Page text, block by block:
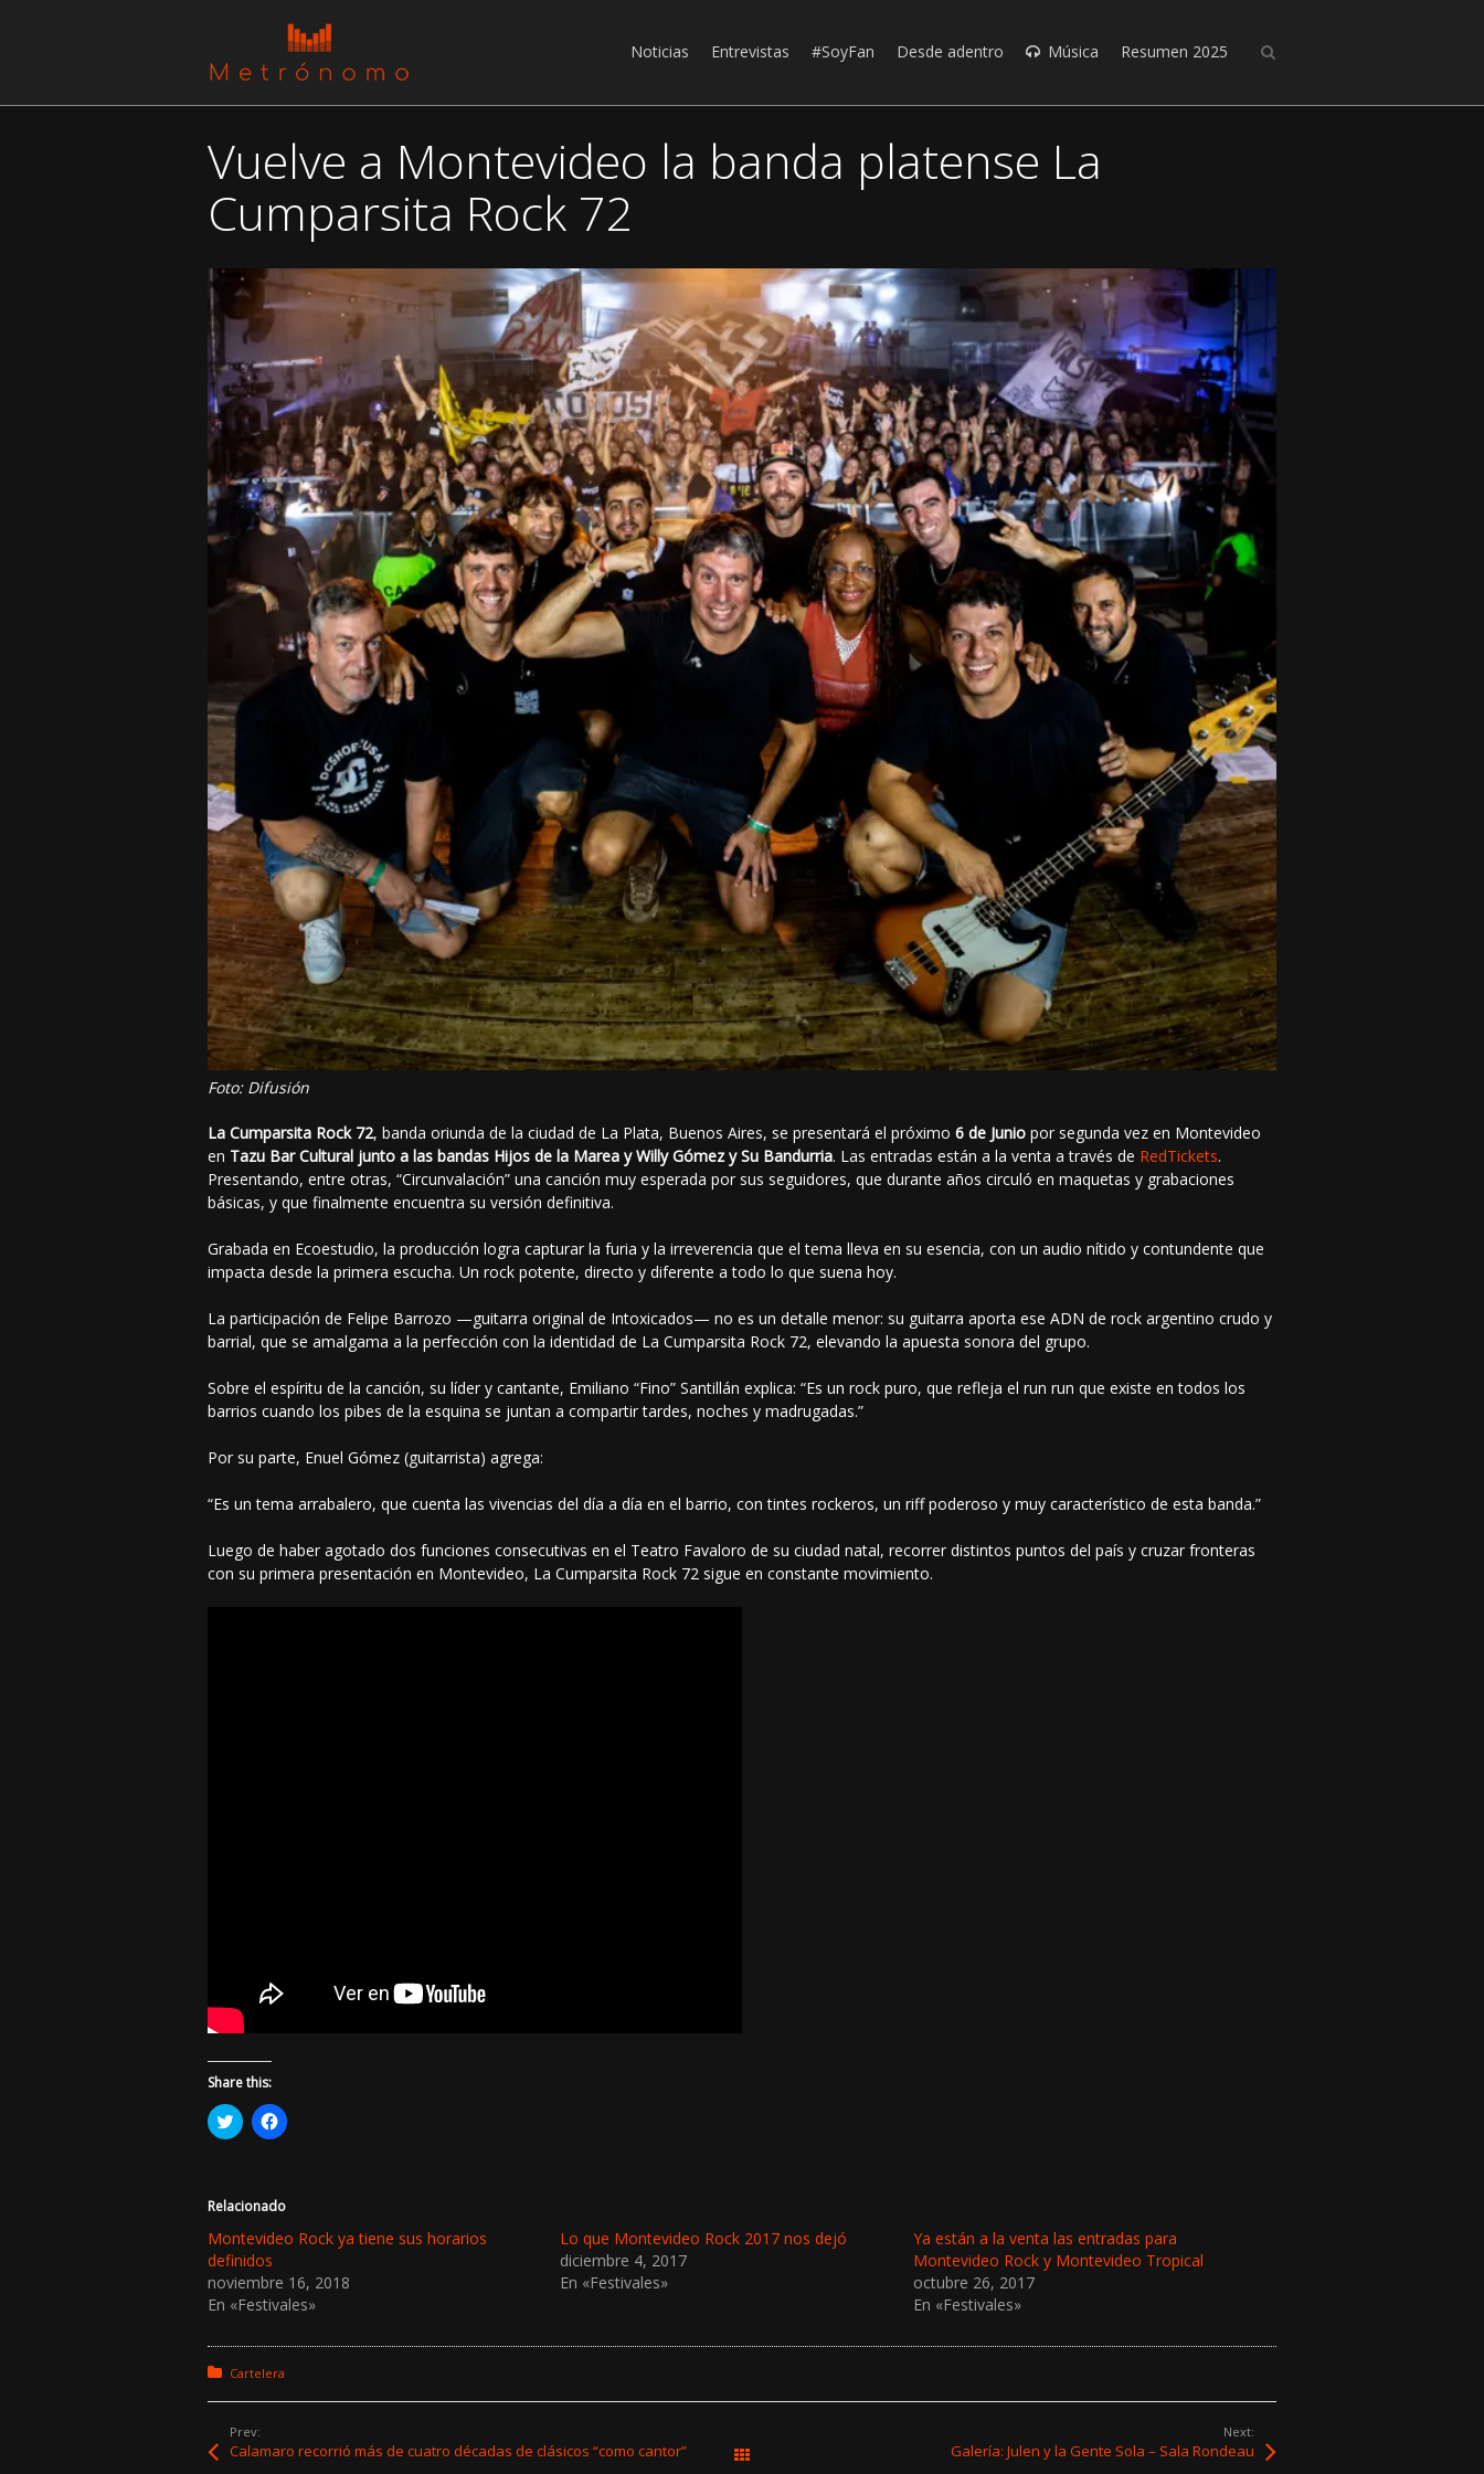
Noticias Entrevistas #SoyFan Desde adentro Música Resumen 2025
Vuelve a Montevideo la banda platense La
Cumparsita Rock 72
Foto: Difusión
La Cumparsita Rock 72, banda oriunda de la ciudad de La Plata, Buenos Aires, se presentará el próximo 6 de Junio por segunda vez en Montevideo
en Tazu Bar Cultural junto a las bandas Hijos de la Marea y Willy Gómez y Su Bandurria. Las entradas están a la venta a través de RedTickets.
Presentando, entre otras, “Circunvalación” una canción muy esperada por sus seguidores, que durante años circuló en maquetas y grabaciones
básicas, y que finalmente encuentra su versión definitiva.
Grabada en Ecoestudio, la producción logra capturar la furia y la irreverencia que el tema lleva en su esencia, con un audio nítido y contundente que
impacta desde la primera escucha. Un rock potente, directo y diferente a todo lo que suena hoy.
La participación de Felipe Barrozo —guitarra original de Intoxicados— no es un detalle menor: su guitarra aporta ese ADN de rock argentino crudo y
barrial, que se amalgama a la perfección con la identidad de La Cumparsita Rock 72, elevando la apuesta sonora del grupo.
Sobre el espíritu de la canción, su líder y cantante, Emiliano “Fino” Santillán explica: “Es un rock puro, que refleja el run run que existe en todos los
barrios cuando los pibes de la esquina se juntan a compartir tardes, noches y madrugadas.”
Por su parte, Enuel Gómez (guitarrista) agrega:
“Es un tema arrabalero, que cuenta las vivencias del día a día en el barrio, con tintes rockeros, un riff poderoso y muy característico de esta banda.”
Luego de haber agotado dos funciones consecutivas en el Teatro Favaloro de su ciudad natal, recorrer distintos puntos del país y cruzar fronteras
con su primera presentación en Montevideo, La Cumparsita Rock 72 sigue en constante movimiento.
Share this:
H
a
c
a
r
a
c
o
m
r
i
e
T
w
i
H
a
c
a
r
c
o
m
r
i
e
a
c
Relacionado
Montevideo Rock ya tiene sus horarios
definidos
noviembre 16, 2018
En «Festivales»
Lo que Montevideo Rock 2017 nos dejó
diciembre 4, 2017
En «Festivales»
Ya están a la venta las entradas para
Montevideo Rock y Montevideo Tropical
octubre 26, 2017
En «Festivales»
Posted in:
Cartelera
Prev:
Calamaro recorrió más de cuatro décadas de clásicos “como cantor”
Next:
Galería: Julen y la Gente Sola – Sala Rondeau